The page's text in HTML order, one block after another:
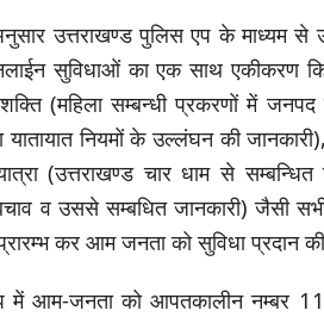
उत्तराखण्ड पुलिस एप के माध्यम
सुविधाओं का एक साथ एकीकरण
(महिला सम्बन्धी प्रकरणों में
यातायात नियमों के उल्लंघन की
(उत्तराखण्ड चार धाम से
व उससे सम्बधित जानकारी) जैसी
कर आम जनता को सुविधा प्रदान
में आम-जनता को आपतकालीन नम्बर